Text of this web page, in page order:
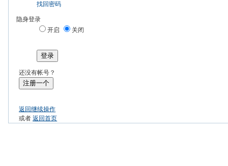
找回密码
隐身登录
开启
关闭
登录
还没有帐号？
注册一个
返回继续操作
或者返回首页